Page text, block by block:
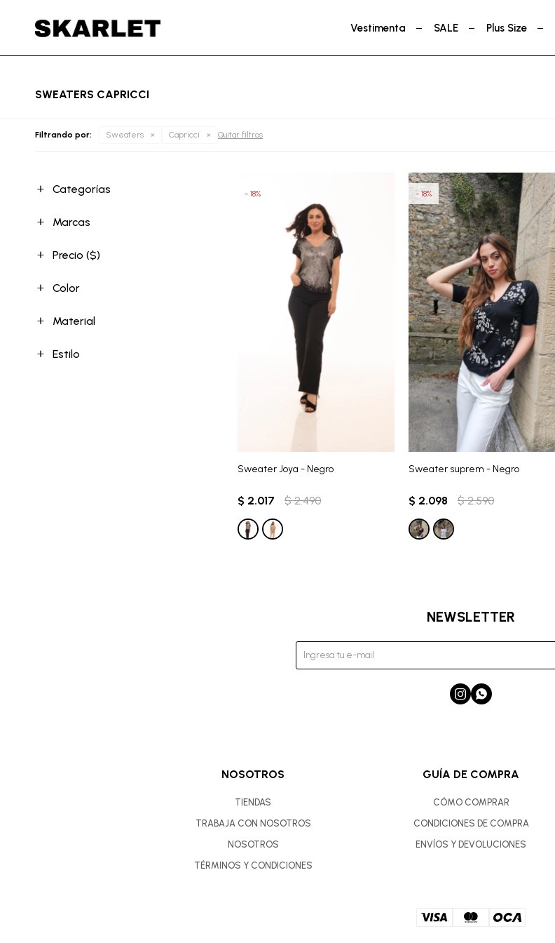
Vestimenta SALE Plus Size
SWEATERS CAPRICCI
Filtrando por: Sweaters Capricci Quitar filtros
Sweater Joya - Negro
$ 2.017 $ 2.490
18
Sweater suprem - Negro
$ 2.098 $ 2.590
18
Categorías
Marcas
Precio ($)
Color
Material
Estilo
NOSOTROS
TIENDAS
TRABAJA CON NOSOTROS
NOSOTROS
TÉRMINOS Y CONDICIONES
GUÍA DE COMPRA
CÓMO COMPRAR
CONDICIONES DE COMPRA
ENVÍOS Y DEVOLUCIONES
NEWSLETTER
 